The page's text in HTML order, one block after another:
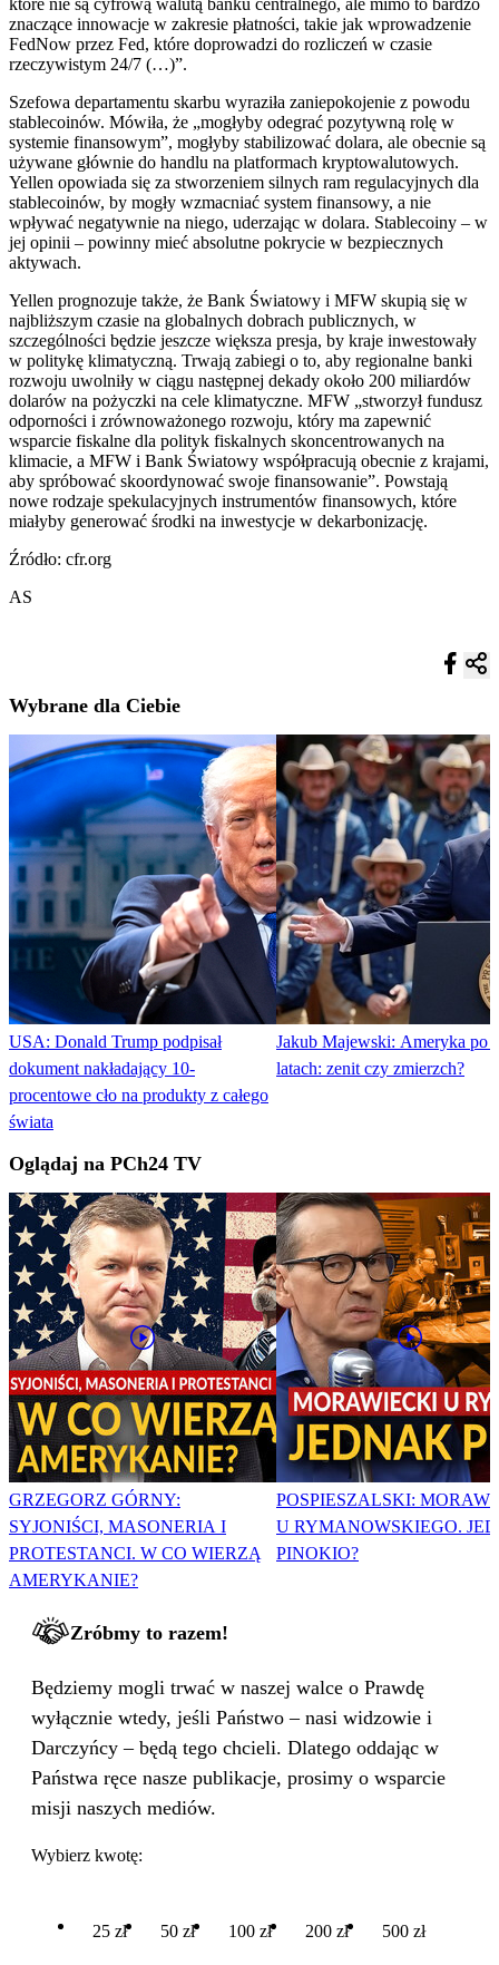
znaczące innowacje w zakresie płatności, takie jak wprowadzenie
FedNow przez Fed, które doprowadzi do rozliczeń w czasie
rzeczywistym 24/7 (…)”.
Szefowa departamentu skarbu wyraziła zaniepokojenie z powodu
stablecoinów. Mówiła, że „mogłyby odegrać pozytywną rolę w
systemie finansowym”, mogłyby stabilizować dolara, ale obecnie są
używane głównie do handlu na platformach kryptowalutowych.
Yellen opowiada się za stworzeniem silnych ram regulacyjnych dla
stablecoinów, by mogły wzmacniać system finansowy, a nie
wpływać negatywnie na niego, uderzając w dolara. Stablecoiny – w
jej opinii – powinny mieć absolutne pokrycie w bezpiecznych
aktywach.
Yellen prognozuje także, że Bank Światowy i MFW skupią się w
najbliższym czasie na globalnych dobrach publicznych, w
szczególności będzie jeszcze większa presja, by kraje inwestowały
w politykę klimatyczną. Trwają zabiegi o to, aby regionalne banki
rozwoju uwolniły w ciągu następnej dekady około 200 miliardów
dolarów na pożyczki na cele klimatyczne. MFW „stworzył fundusz
odporności i zrównoważonego rozwoju, który ma zapewnić
wsparcie fiskalne dla polityk fiskalnych skoncentrowanych na
klimacie, a MFW i Bank Światowy współpracują obecnie z krajami,
aby spróbować skoordynować swoje finansowanie”. Powstają
nowe rodzaje spekulacyjnych instrumentów finansowych, które
miałyby generować środki na inwestycje w dekarbonizację.
Źródło: cfr.org
AS
Wybrane dla Ciebie
USA: Donald Trump podpisał
dokument nakładający 10-
procentowe cło na produkty z całego
świata
Jakub Majewski: Ameryka po
latach: zenit czy zmierzch?
Oglądaj na PCh24 TV
GRZEGORZ GÓRNY:
SYJONIŚCI, MASONERIA I
PROTESTANCI. W CO WIERZĄ
AMERYKANIE?
POSPIESZALSKI:
U RYMANOWSKIEGO.
PINOKIO?
Zróbmy to razem!
Będziemy mogli trwać w naszej walce o Prawdę
wyłącznie wtedy, jeśli Państwo – nasi widzowie i
Darczyńcy – będą tego chcieli. Dlatego oddając w
Państwa ręce nasze publikacje, prosimy o wsparcie
misji naszych mediów.
Wybierz kwotę:
25 zł 50 zł 100 zł 200 zł 500 zł